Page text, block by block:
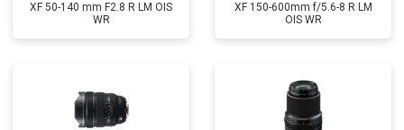
XF 50-140 mm F2.8 R LM OIS
WR
XF 150-600mm f/5.6-8 R LM
OIS WR